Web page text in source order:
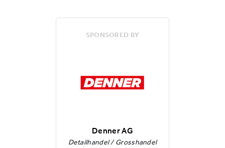
SPONSORED BY
Denner AG
Detailhandel / Grosshandel